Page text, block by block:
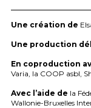
Une création de
Une production
En coproduction
Varia, la COOP asbl,
Avec l’aide de la
Wallonie-Bruxelles